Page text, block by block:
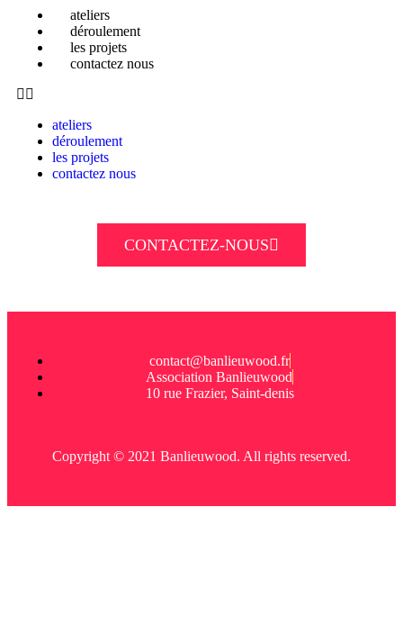
ateliers
déroulement
les projets
contactez nous
ateliers
déroulement
les projets
contactez nous
CONTACTEZ-NOUS
Copyright © 2021 Banlieuwood. All rights reserved.
contact@banlieuwood.fr
Association Banlieuwood
10 rue Frazier, Saint-denis